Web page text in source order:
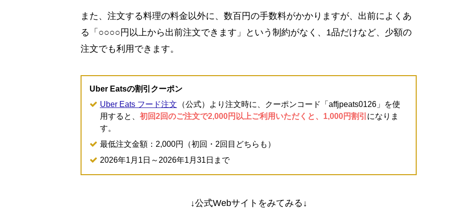
また、注文する料理の料金以外に、数百円の手数料がかかりますが、出前によくあ
る「○○○○円以上から出前注文できます」という制約がなく、1品だけなど、少額の
注文でも利用できます。
Uber Eatsの割引クーポン
Uber Eats フード注文
（公式）より注文時に、クーポンコード「affjpeats0126」を使
用すると、 初回2回のご注文で2,000円以上ご利用いただくと、1,000円割引 になりま
す。
最低注文金額：2,000円（初回・2回目どちらも）
2026年1月1日～2026年1月31日まで
↓公式Webサイトをみてみる↓